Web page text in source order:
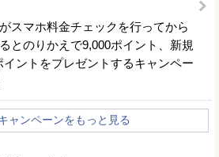
スマホ料金チェックを行ってから
とのりかえで9,000ポイント、新規
イントをプレゼントするキャンペー
ャンペーンをもっと見る